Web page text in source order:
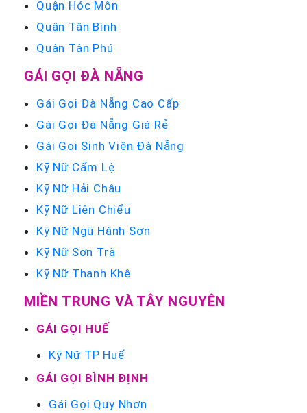
Quận Hóc Môn
Quận Tân Bình
Quận Tân Phú
GÁI GỌI ĐÀ NẴNG
Gái Gọi Đà Nẵng Cao Cấp
Gái Gọi Đà Nẵng Giá Rẻ
Gái Gọi Sinh Viên Đà Nẵng
Kỹ Nữ Cẩm Lệ
Kỹ Nữ Hải Châu
Kỹ Nữ Liên Chiểu
Kỹ Nữ Ngũ Hành Sơn
Kỹ Nữ Sơn Trà
Kỹ Nữ Thanh Khê
MIỀN TRUNG VÀ TÂY NGUYÊN
GÁI GỌI HUẾ
Kỹ Nữ TP Huế
GÁI GỌI BÌNH ĐỊNH
Gái Gọi Quy Nhơn